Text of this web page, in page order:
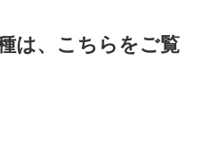
は、こちらをご覧